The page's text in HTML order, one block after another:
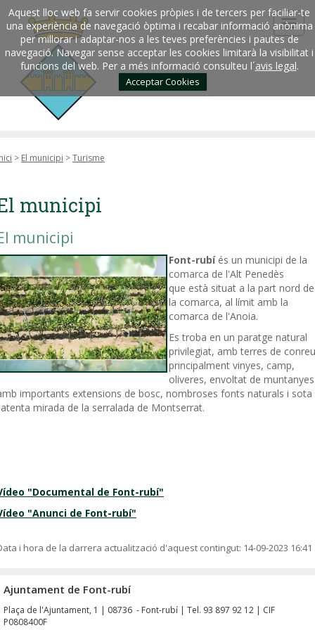
Aquest lloc web fa servir cookies pròpies i de tercers per faciliar-te
una experiència de navegació òptima i recabar informació anònima
per millorar i adaptar-nos a les teves preferències i pautes de
navegació. Navegar sense acceptar les cookies limitarà la visibilitat i
funcions del web. Per a més informació consulteu l´avis legal.
Acceptar Cookies
> El municipi >Turisme
municipi
municipi
Font-rubíés un municipi de la
comarca de l'Alt Penedès
que està situat a la part nord de
la comarca, al límit amb la
comarca de l'Anoia.
Es troba en un paratge natural
privilegiat, amb terres de
principalment vinyes, camp,
oliveres, envoltat de muntanyes
importants extensions de bosc, nombroses fonts naturals i sota
mirada de la serralada de Montserrat.
"Documental de Font-rubí"
"Anunci de Font-rubí"
i hora de la darrera actualització d'aquest contingut: 14-09-2023 16:41
Ajuntament de Font-rubí
Plaça de l'Ajuntament, 1 | 08736 - Font-rubí | Tel. 93 897 92 12 | CIF
P0808400F